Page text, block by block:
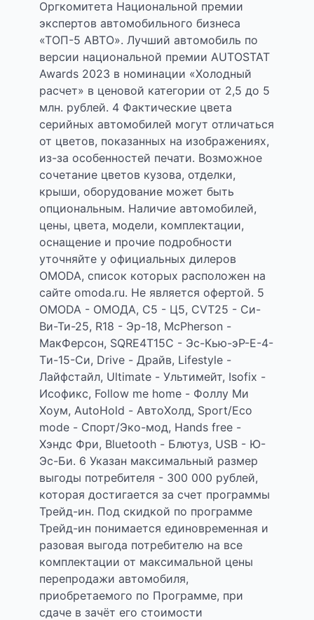
Оргкомитета Национальной премии
экспертов автомобильного бизнеса
«ТОП-5 АВТО». Лучший автомобиль по
версии национальной премии AUTOSTAT
Awards 2023 в номинации «Холодный
расчет» в ценовой категории от 2,5 до 5
млн. рублей. 4 Фактические цвета
серийных автомобилей могут отличаться
от цветов, показанных на изображениях,
из-за особенностей печати. Возможное
сочетание цветов кузова, отделки,
крыши, оборудование может быть
опциональным. Наличие автомобилей,
цены, цвета, модели, комплектации,
оснащение и прочие подробности
уточняйте у официальных дилеров
OMODA, список которых расположен на
сайте omoda.ru. Не является офертой. 5
OMODA - ОМОДА, С5 - Ц5, CVT25 - Си-
Ви-Ти-25, R18 - Эр-18, МсPherson -
МакФерсон, SQRE4T15C - Эс-Кью-эР-Е-4-
Tи-15-Си, Drive - Драйв, Lifestyle -
Лайфстайл, Ultimate - Ультимейт, Isofix -
Исофикс, Follow me home - Фоллу Ми
Хоум, AutoHold - АвтоХолд, Sport/Eco
mode - Спорт/Эко-мод, Hands free -
Хэндс Фри, Bluetooth - Блютуз, USB - Ю-
Эс-Би. 6 Указан максимальный размер
выгоды потребителя - 300 000 рублей,
которая достигается за счет программы
Трейд-ин. Под скидкой по программе
Трейд-ин понимается единовременная и
разовая выгода потребителю на все
комплектации от максимальной цены
перепродажи автомобиля,
приобретаемого по Программе, при
сдаче в зачёт его стоимости